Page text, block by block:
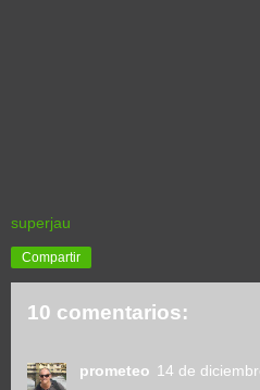
superjau
Compartir
10 comentarios:
prometeo 14 de